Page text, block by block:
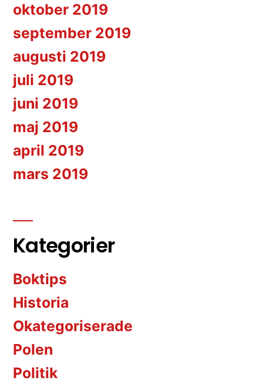
oktober 2019
september 2019
augusti 2019
juli 2019
juni 2019
maj 2019
april 2019
mars 2019
Kategorier
Boktips
Historia
Okategoriserade
Polen
Politik